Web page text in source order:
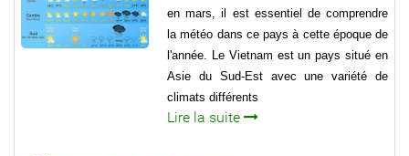
en mars, il est essentiel de comprendre
la météo dans ce pays à cette époque de
l'année. Le Vietnam est un pays situé en
Asie du Sud-Est avec une variété de
climats différents
Lire la suite